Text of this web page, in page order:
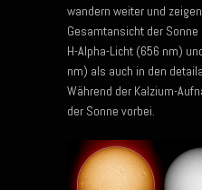
wandern weiter und
Gesamtansicht der
H-Alpha-Licht (656 nm)
nm) als auch in den
Während der Kalzium-
der Sonne vorbei.